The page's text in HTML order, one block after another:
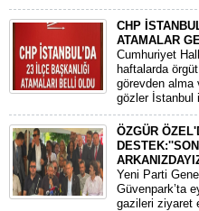
CHP
ATAMALAR
​Cumhuriyet
haftalarda
görevden alma
gözler İstanbul
ÖZGÜR
​Yeni Parti
Güvenpark’ta
gazileri ziyaret